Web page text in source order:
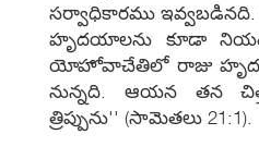
సర్వాధికారము
హృదయాలను కూడా
యోహోవాచేతిలో రాజు
నున్నది. ఆయన తన
త్రిప్పును'' (సామెతలు 21:1).